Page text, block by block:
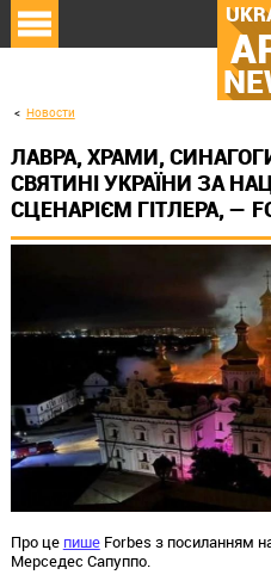
Новости
ЛАВРА, ХРАМИ,
СВЯТИНІ УКРАЇНИ ЗА
СЦЕНАРІЄМ ГІТЛЕРА, —
Про це пишеForbes з посиланням
Мерседес Сапуппо.